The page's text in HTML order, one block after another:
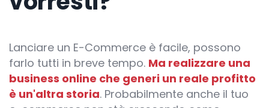
Lanciare un E-Commerce è facile, possono
farlo tutti in breve tempo. Ma realizzare una
business online che generi un reale profitto
è un'altra storia. Probabilmente anche il tuo